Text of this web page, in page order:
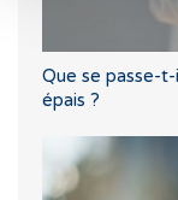
Que se passe-
épais ?